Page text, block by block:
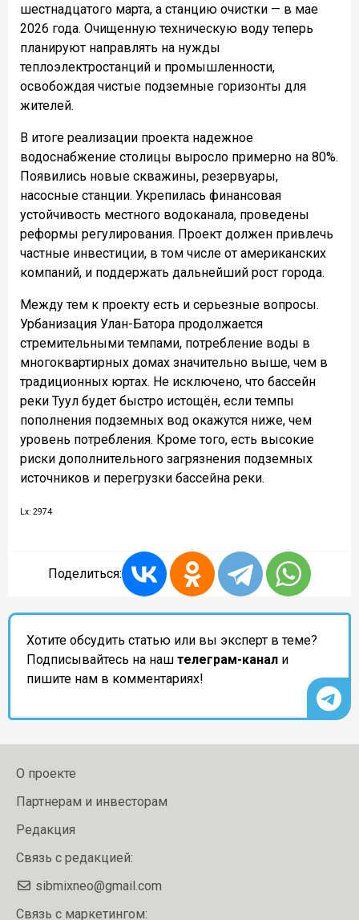
шестнадцатого марта, а станцию очистки — в мае
2026 года. Очищенную техническую воду теперь
планируют направлять на нужды
теплоэлектростанций и промышленности,
освобождая чистые подземные горизонты для
жителей.
В итоге реализации проекта надежное
водоснабжение столицы выросло примерно на 80%.
Появились новые скважины, резервуары,
насосные станции. Укрепилась финансовая
устойчивость местного водоканала, проведены
реформы регулирования. Проект должен привлечь
частные инвестиции, в том числе от американских
компаний, и поддержать дальнейший рост города.
Между тем к проекту есть и серьезные вопросы.
Урбанизация Улан-Батора продолжается
стремительными темпами, потребление воды в
многоквартирных домах значительно выше, чем в
традиционных юртах. Не исключено, что бассейн
реки Туул будет быстро истощён, если темпы
пополнения подземных вод окажутся ниже, чем
уровень потребления. Кроме того, есть высокие
риски дополнительного загрязнения подземных
источников и перегрузки бассейна реки.
Lx: 2974
Поделиться:
Хотите обсудить статью или вы эксперт в теме?
Подписывайтесь на наш телеграм-канал и
пишите нам в комментариях!
О проекте
Партнерам и инвесторам
Редакция
Связь с редакцией:
sibmixneo@gmail.com
Связь с маркетингом: